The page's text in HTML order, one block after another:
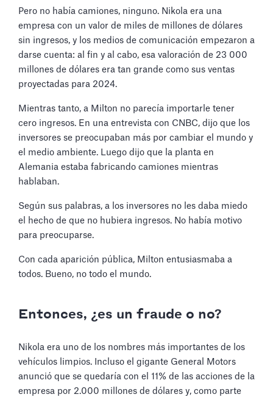
Pero no había camiones, ninguno. Nikola era una
empresa con un valor de miles de millones de dólares
sin ingresos, y los medios de comunicación empezaron a
darse cuenta: al fin y al cabo, esa valoración de 23 000
millones de dólares era tan grande como sus ventas
proyectadas para 2024.
Mientras tanto, a Milton no parecía importarle tener
cero ingresos. En una entrevista con CNBC, dijo que los
inversores se preocupaban más por cambiar el mundo y
el medio ambiente. Luego dijo que la planta en
Alemania estaba fabricando camiones mientras
hablaban.
Según sus palabras, a los inversores no les daba miedo
el hecho de que no hubiera ingresos. No había motivo
para preocuparse.
Con cada aparición pública, Milton entusiasmaba a
todos. Bueno, no todo el mundo.
Entonces, ¿es un fraude o no?
Nikola era uno de los nombres más importantes de los
vehículos limpios. Incluso el gigante General Motors
anunció que se quedaría con el 11% de las acciones de la
empresa por 2.000 millones de dólares y, como parte